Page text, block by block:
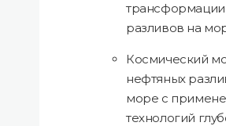
разливов на
Космический
нефтяных
море с
технологий